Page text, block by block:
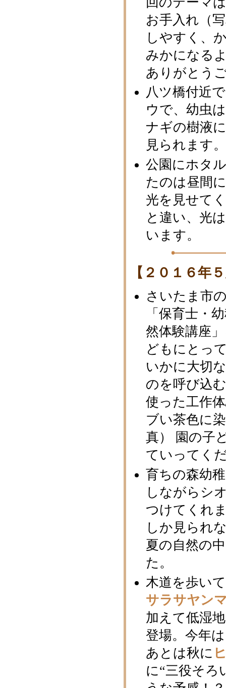
お手入れ（
しやすく、
みかになる
ありがとう
八ツ橋付近で
ウで、幼虫
ナギの樹液
見られます
公園にホタ
たのは昼間
光を見せて
と違い、光
います。
【２０１６年
さいたま市
「保育士・
然体験講座
どもにとっ
いかに大切
のを呼び込
使った工作
ブい茶色に
真） 園の子
ていってく
育ちの森幼
しながらシ
つけてくれ
しか見られ
夏の自然の
た。
木道を歩い
サラサヤン
加えて低湿
登場。今年
あとは秋に
に“三役そろ